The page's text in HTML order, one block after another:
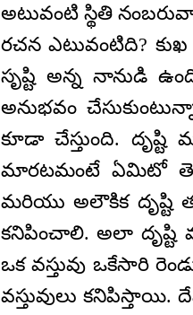
అటువంటి స్థితి
రచన ఎటువంటిది?
సృష్టి అన్న నానుడి
అనుభవం
కూడా చేస్తుంది.
మారటమంటే ఏమిటో
మరియు అలౌకిక దృష్టి
కనిపించాలి. అలా
ఒక వస్తువు ఒకేసారి
వస్తువులు